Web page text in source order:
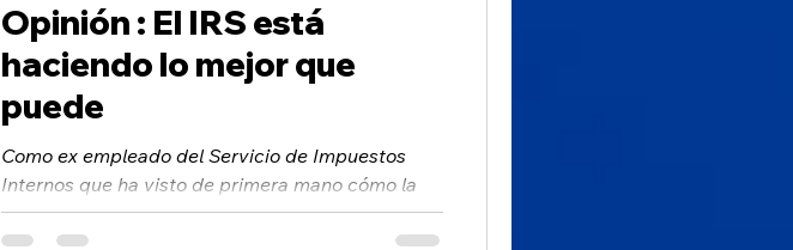
Opinión : El IRS está
haciendo lo mejor que
puede
Como ex empleado del Servicio de Impuestos
Internos que ha visto de primera mano cómo la
falta de fondos y las aparentemente...